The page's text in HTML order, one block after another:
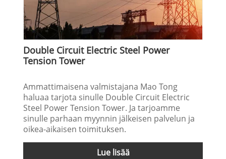
Double Circuit Electric Steel Power
Tension Tower
Ammattimaisena valmistajana Mao Tong
haluaa tarjota sinulle Double Circuit Electric
Steel Power Tension Tower. Ja tarjoamme
sinulle parhaan myynnin jälkeisen palvelun ja
oikea-aikaisen toimituksen.
Lue lisää